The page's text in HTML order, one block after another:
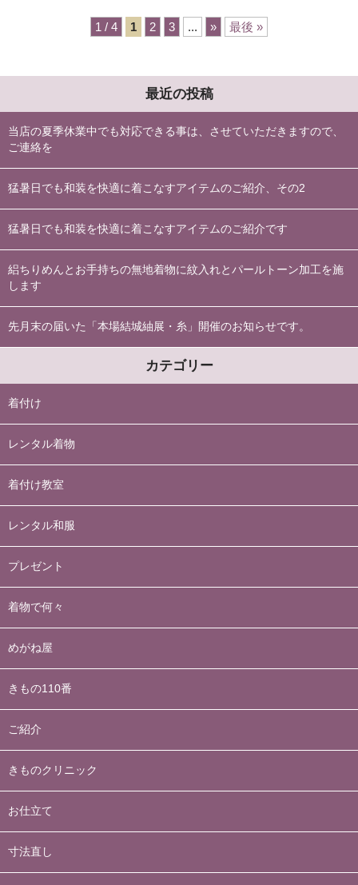
1 / 4 1 2 3 ... » 最後 »
最近の投稿
当店の夏季休業中でも対応できる事は、させていただきますので、
ご連絡を
猛暑日でも和装を快適に着こなすアイテムのご紹介、その2
猛暑日でも和装を快適に着こなすアイテムのご紹介です
絽ちりめんとお手持ちの無地着物に紋入れとパールトーン加工を施
します
先月末の届いた「本場結城紬展・糸」開催のお知らせです。
カテゴリー
着付け
レンタル着物
着付け教室
レンタル和服
プレゼント
着物で何々
めがね屋
きもの110番
ご紹介
きものクリニック
お仕立て
寸法直し